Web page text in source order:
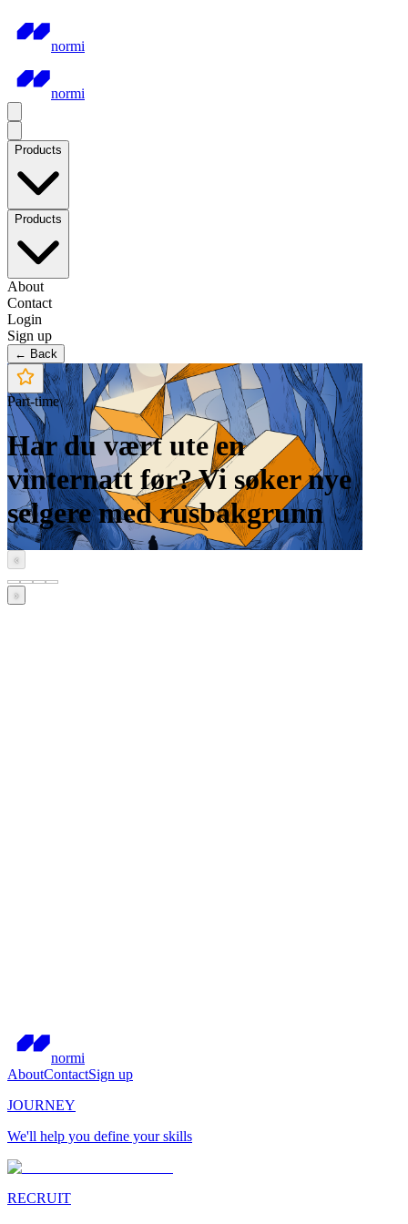
normi
normi
Products
Products
About
Contact
Login
Sign up
← Back
Part-time
Har du vært ute en
vinternatt før? Vi søker nye
selgere med rusbakgrunn
‹
›
normi
AboutContactSign up
JOURNEY
We'll help you define your skills
RECRUIT